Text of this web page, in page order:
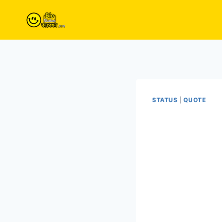
STATUS |QUOTE